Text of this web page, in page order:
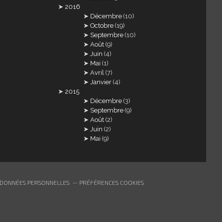
2016
Décembre (10)
Octobre (19)
Septembre (10)
Août (9)
Juin (4)
Mai (1)
Avril (7)
Janvier (4)
2015
Décembre (3)
Septembre (9)
Août (2)
Juin (2)
Mai (9)
PERSONNELLES PRÉFÉRENCES COOKIES